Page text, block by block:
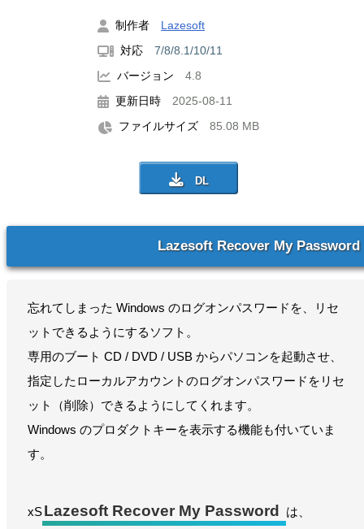
制作者 Lazesoft
対応 7/8/8.1/10/11
バージョン 4.8
更新日時 2025-08-11
ファイルサイズ 85.08 MB
Lazesoft Recover My Password
忘れてしまった Windows のログオンパスワードを、リセ
ットできるようにするソフト。
専用のブート CD / DVD / USB からパソコンを起動させ、
指定したローカルアカウントのログオンパスワードをリセ
ット（削除）できるようにしてくれます。
Windows のプロダクトキーを表示する機能も付いていま
す。
xSLazesoft Recover My Password は、